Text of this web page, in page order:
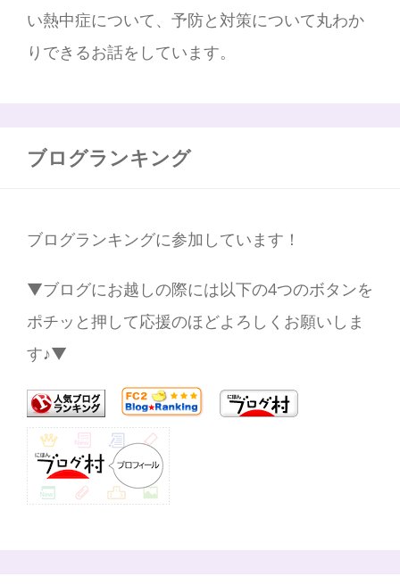
い熱中症について、予防と対策について丸わか
りできるお話をしています。
ブログランキング
ブログランキングに参加しています！
▼ブログにお越しの際には以下の4つのボタンを
ポチッと押して応援のほどよろしくお願いしま
す♪▼